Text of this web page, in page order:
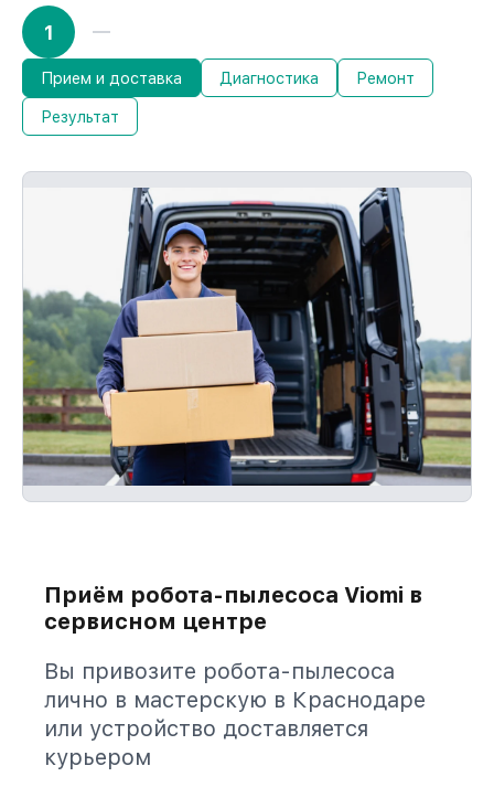
1
Прием и доставка Диагностика Ремонт
Результат
Приём робота-пылесоса Viomi в
сервисном центре
Вы привозите робота-пылесоса
лично в мастерскую в Краснодаре
или устройство доставляется
курьером